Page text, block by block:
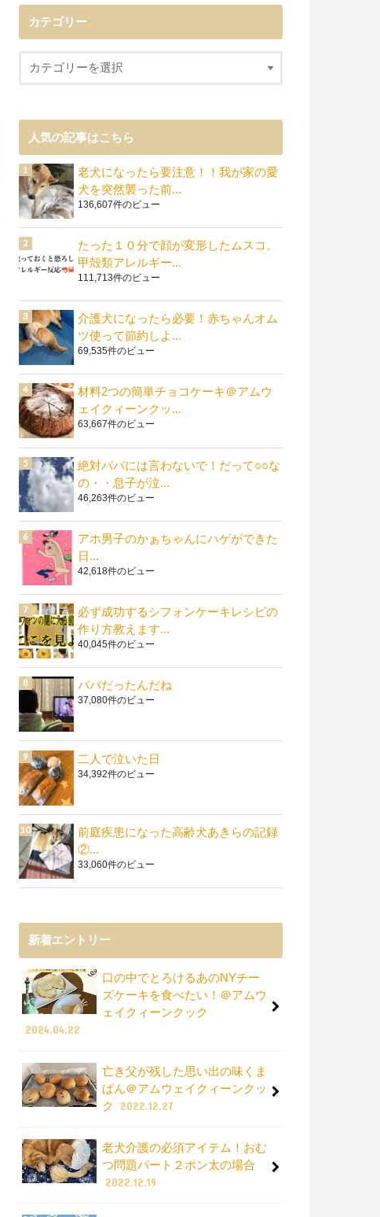
カテゴリー
人気の記事はこちら
老犬になったら要注意！！我が家の愛
犬を突然襲った前...
136,607件のビュー
たった１０分で顔が変形したムスコ。
甲殻類アレルギー...
111,713件のビュー
介護犬になったら必要！赤ちゃんオム
ツ使って節約しよ...
69,535件のビュー
材料2つの簡単チョコケーキ＠アムウ
ェイクィーンクッ...
63,667件のビュー
絶対パパには言わないで！だって○○な
の・・息子が泣...
46,263件のビュー
アホ男子のかぁちゃんにハゲができた
日...
42,618件のビュー
必ず成功するシフォンケーキレシピの
作り方教えます...
40,045件のビュー
パパだったんだね
37,080件のビュー
二人で泣いた日
34,392件のビュー
前庭疾患になった高齢犬あきらの記録
②...
33,060件のビュー
新着エントリー
口の中でとろけるあのNYチー
ズケーキを食べたい！＠アムウ
ェイクィーンクック
2024.04.22
亡き父が残した思い出の味くま
ぱん＠アムウェイクィーンクッ
ク
2022.12.27
老犬介護の必須アイテム！おむ
つ問題パート２ポン太の場合
2022.12.19